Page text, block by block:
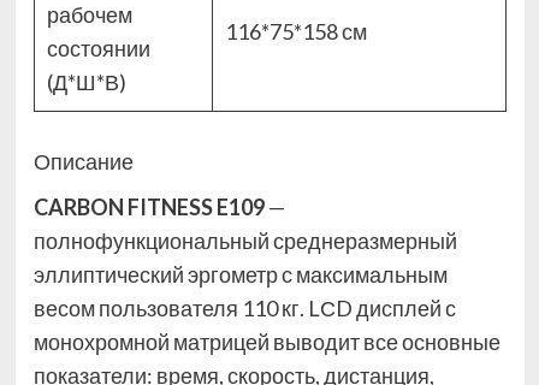
рабочем
состоянии
(Д*Ш*В)
116*75*158 см
Описание
CARBON FITNESS E109—
полнофункциональный среднеразмерный
эллиптический эргометр с максимальным
весом пользователя 110 кг. LСD дисплей с
монохромной матрицей выводит все основные
показатели: время, скорость, дистанция,